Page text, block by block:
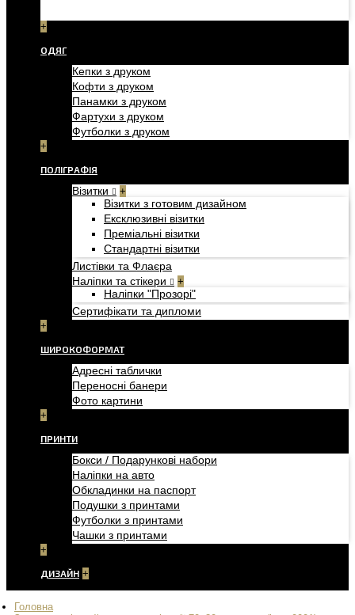
+
ОДЯГ
Кепки з друком
Кофти з друком
Панамки з друком
Фартухи з друком
Футболки з друком
+
ПОЛІГРАФІЯ
Візитки +
Візитки з готовим дизайном
Ексклюзивні візитки
Преміальні візитки
Стандартні візитки
Листівки та Флаєра
Наліпки та стікери
+
Наліпки "Прозорі"
Сертифікати та дипломи
+
ШИРОКОФОРМАТ
Адресні таблички
Переносні банери
Фото картини
+
ПРИНТИ
Бокси / Подарункові набори
Наліпки на авто
Обкладинки на паспорт
Подушки з принтами
Футболки з принтами
Чашки з принтами
+
ДИЗАЙН +
Головна